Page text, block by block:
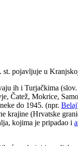
st. pojavljuje u
ih i Turjačkima
Čatež, Mokrice,
do 1945. (npr. Belaj
krajine (Hrvatske
kojima je pripadao i